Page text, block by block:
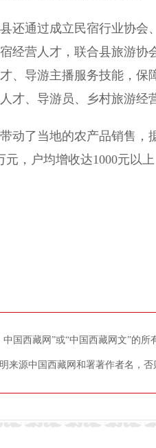
通过成立民宿行业协会
经营人才，联合县旅游
、导游主播服务技能，保
才、导游员、乡村旅游经
了当地的农产品销售，
元，户均增收达1000元以
中国西藏网”或“中国西藏网文”的
来源中国西藏网和署著作者名，否